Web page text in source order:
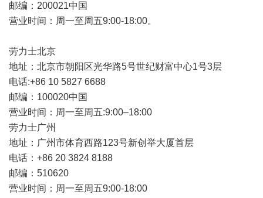
邮编：200021中国
营业时间：周一至周五9:00-18:00。
劳力士北京
地址：北京市朝阳区光华路5号世纪财富中心1号3层
电话:+86 10 5827 6688
邮编：100020中国
营业时间：周一至周五:9:00–18:00
劳力士广州
地址：广州市体育西路123号新创举大厦首层
电话：+86 20 3824 8188
邮编：510620
营业时间：周一至周五9:00-18:00